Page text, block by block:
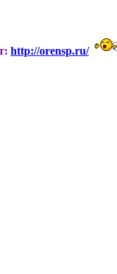
http://orensp.ru/